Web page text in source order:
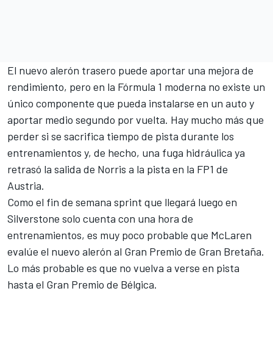
El nuevo alerón trasero puede aportar una mejora de
rendimiento, pero en la Fórmula 1 moderna no existe un
único componente que pueda instalarse en un auto y
aportar medio segundo por vuelta. Hay mucho más que
perder si se sacrifica tiempo de pista durante los
entrenamientos y, de hecho, una fuga hidráulica ya
retrasó la salida de Norris a la pista en la FP1 de
Austria.
Como el fin de semana sprint que llegará luego en
Silverstone solo cuenta con una hora de
entrenamientos, es muy poco probable que McLaren
evalúe el nuevo alerón al Gran Premio de Gran Bretaña.
Lo más probable es que no vuelva a verse en pista
hasta el Gran Premio de Bélgica.